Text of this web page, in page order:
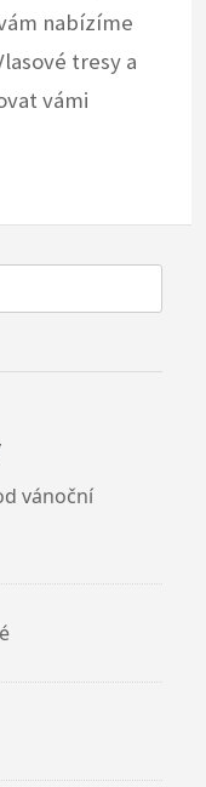
nabízíme
tresy a
vámi
vánoční